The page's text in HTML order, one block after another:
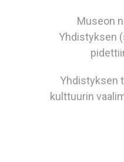
Museon
Yhdistyksen
Yhdistyksen
kulttuurin